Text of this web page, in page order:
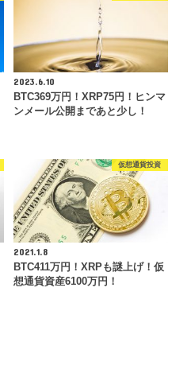
2023.6.10
BTC369万円！XRP75円！ヒンマ
ンメール公開まであと少し！
仮想通貨投資
2021.1.8
BTC411万円！XRPも謎上げ！仮
想通貨資産6100万円！